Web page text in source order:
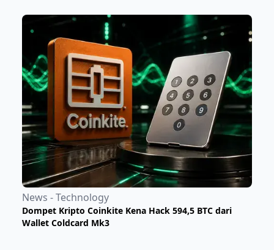
News - Technology
Dompet Kripto Coinkite Kena Hack 594,5 BTC dari
Wallet Coldcard Mk3